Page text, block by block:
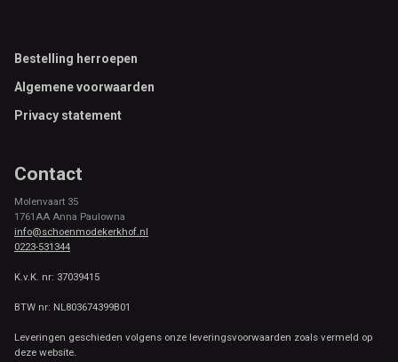
Footer
Bestelling herroepen
Algemene voorwaarden
Privacy statement
Contact
Molenvaart 35
1761AA Anna Paulowna
info@schoenmodekerkhof.nl
0223-531344
K.v.K. nr: 37039415
BTW nr: NL803674399B01
Leveringen geschieden volgens onze leveringsvoorwaarden zoals vermeld op
deze website.